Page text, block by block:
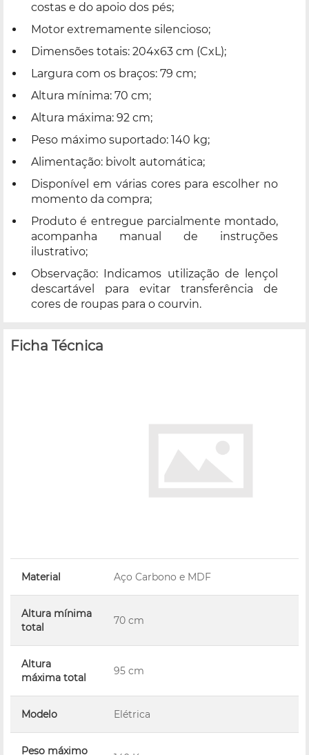
costas e do apoio dos pés;
Motor extremamente silencioso;
Dimensões totais: 204x63 cm (CxL);
Largura com os braços: 79 cm;
Altura mínima: 70 cm;
Altura máxima: 92 cm;
Peso máximo suportado: 140 kg;
Alimentação: bivolt automática;
Disponível em várias cores para escolher no
momento da compra;
Produto é entregue parcialmente montado,
acompanha manual de instruções
ilustrativo;
Observação: Indicamos utilização de lençol
descartável para evitar transferência de
cores de roupas para o courvin.
Ficha Técnica
Material Aço Carbono e MDF
Altura mínima
total
70 cm
Altura
máxima total
95 cm
Modelo Elétrica
Peso máximo